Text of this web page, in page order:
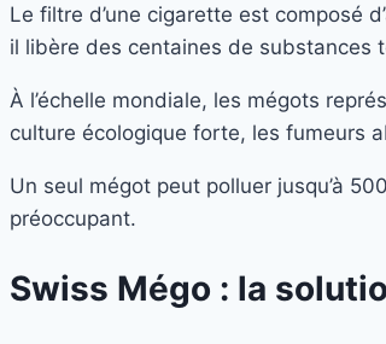
Le filtre d’une cigarette est composé
il libère des centaines de substances
À l’échelle mondiale, les mégots
culture écologique forte, les fumeurs
Un seul mégot peut polluer jusqu’à
préoccupant.
Swiss Mégo : la